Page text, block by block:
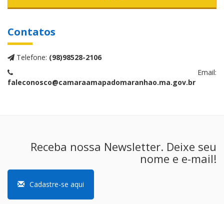
Contatos
Telefone: (98)98528-2106
Email:
faleconosco@camaraamapadomaranhao.ma.gov.br
Receba nossa Newsletter. Deixe seu
nome e e-mail!
Cadastre-se aqui